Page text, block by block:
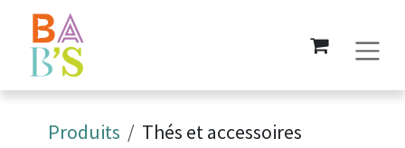
Se rendre au contenu
Produits Thés et accessoires